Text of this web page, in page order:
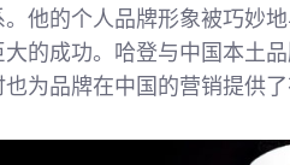
他的个人品牌形象被巧妙
的成功。哈登与中国本土
为品牌在中国的营销提供了